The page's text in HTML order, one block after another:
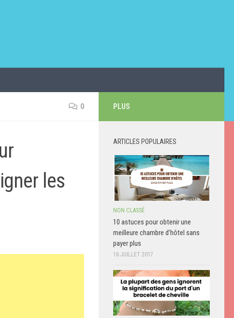
0
les
PLUS
ARTICLES POPULAIRES
NON CLASSÉ
10 astuces pour obtenir une
meilleure chambre d’hôtel sans
payer plus
16 JUILLET 2017